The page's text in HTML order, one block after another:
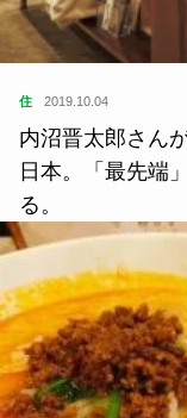
住 2019.10.04
内沼晋太郎さん
日本。「最先端
る。